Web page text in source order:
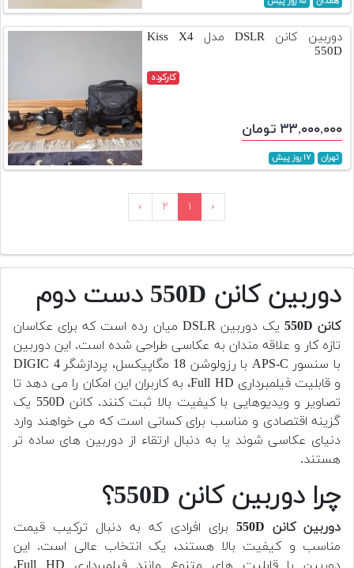
دوربین کانن DSLR مدل Kiss X4
550D
کارکرده
۳۳,۰۰۰,۰۰۰ تومان
تهران ۱۷ روز پیش
‹ ۱ ۲ ›
دوربین کانن 550D دست دوم
کانن 550D
یک دوربین DSLR میان رده است که برای عکاسان
تازه کار و علاقه مندان به عکاسی طراحی شده است. این دوربین
با سنسور APS-C با رزولوشن 18 مگاپیکسل، پردازشگر DIGIC 4
و قابلیت فیلمبرداری Full HD، به کاربران این امکان را می دهد تا
تصاویر و ویدیوهایی با کیفیت بالا ثبت کنند. کانن 550D یک
گزینه اقتصادی و مناسب برای کسانی است که می خواهند وارد
دنیای عکاسی شوند یا به دنبال ارتقاء از دوربین های ساده تر
هستند.
چرا دوربین کانن 550D؟
دوربین کانن 550D
برای افرادی که به دنبال ترکیب قیمت
مناسب و کیفیت بالا هستند، یک انتخاب عالی است. این